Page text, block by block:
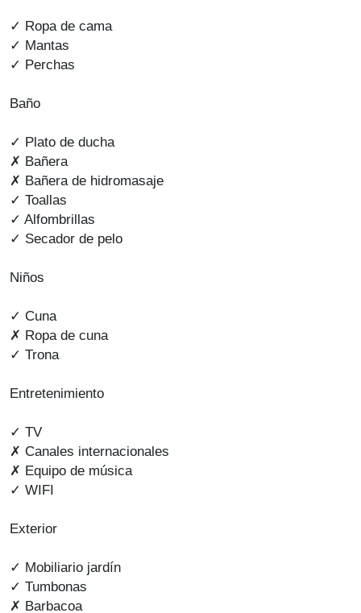
✓ Ropa de cama
✓ Mantas
✓ Perchas
Baño
✓ Plato de ducha
✗ Bañera
✗ Bañera de hidromasaje
✓ Toallas
✓ Alfombrillas
✓ Secador de pelo
Niños
✓ Cuna
✗ Ropa de cuna
✓ Trona
Entretenimiento
✓ TV
✗ Canales internacionales
✗ Equipo de música
✓ WIFI
Exterior
✓ Mobiliario jardín
✓ Tumbonas
✗ Barbacoa